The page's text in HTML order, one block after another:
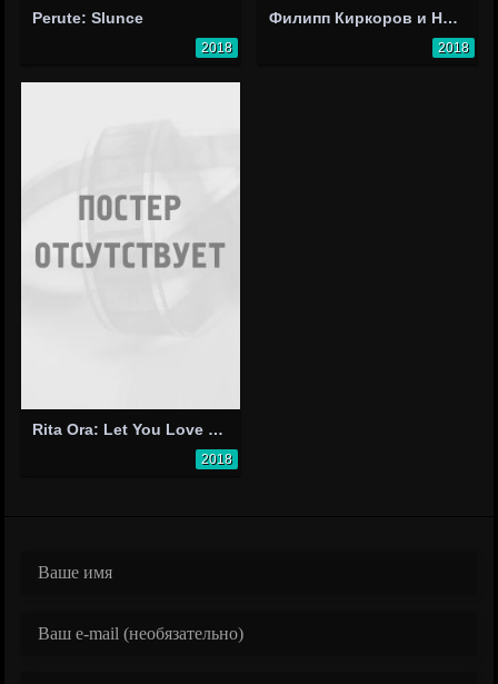
Perute: Slunce
2018
Филипп Киркоров и Николай Басков: Ibiza (видео)
2018
Rita Ora: Let You Love Me
2018